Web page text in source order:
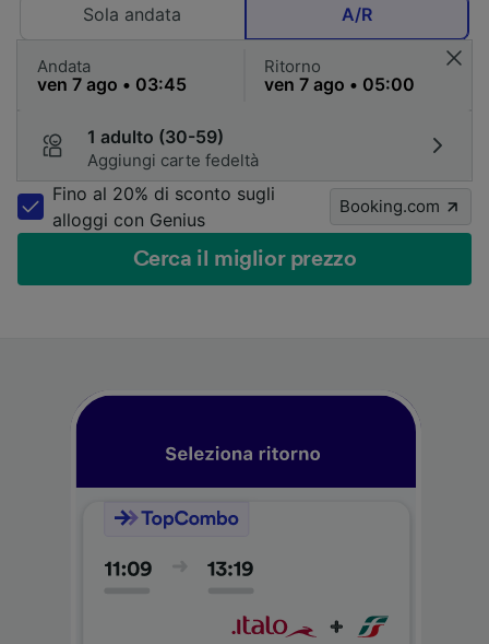
Sola andata
A/R
Andata Ritorno
1 adulto (30-59)
Aggiungi carte fedeltà
Fino al 20% di sconto sugli
alloggi con Genius
Booking.com
Cerca il miglior prezzo